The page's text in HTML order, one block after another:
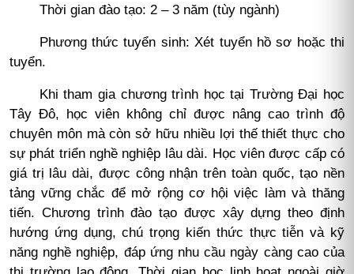
Thời gian đào tạo: 2 – 3 năm (tùy ngành)
Phương thức tuyển sinh: Xét tuyển hồ sơ hoặc thi
tuyển.
Khi tham gia chương trình học tại Trường Đại học
Tây Đô, học viên không chỉ được nâng cao trình độ
chuyên môn mà còn sở hữu nhiều lợi thế thiết thực cho
sự phát triển nghề nghiệp lâu dài. Học viên được cấp có
giá trị lâu dài, được công nhận trên toàn quốc, tạo nền
tảng vững chắc để mở rộng cơ hội việc làm và thăng
tiến. Chương trình đào tạo được xây dựng theo định
hướng ứng dụng, chú trọng kiến thức thực tiễn và kỹ
năng nghề nghiệp, đáp ứng nhu cầu ngày càng cao của